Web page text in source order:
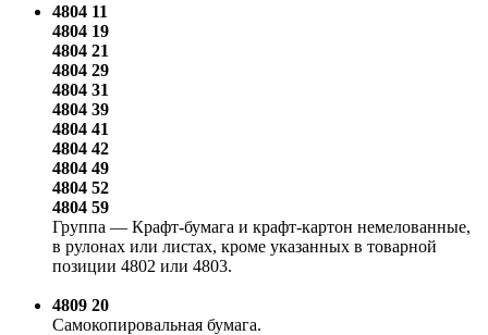
4804 11
4804 19
4804 21
4804 29
4804 31
4804 39
4804 41
4804 42
4804 49
4804 52
4804 59
Группа — Крафт-бумага и крафт-картон немелованные,
в рулонах или листах, кроме указанных в товарной
позиции 4802 или 4803.
4809 20
Самокопировальная бумага.